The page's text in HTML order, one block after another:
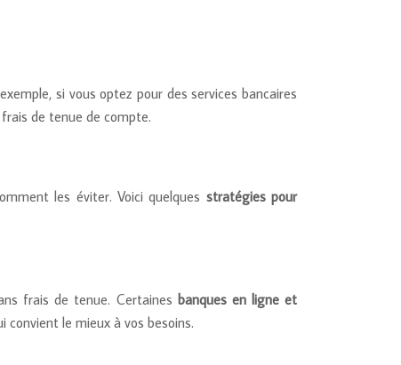
si vous optez pour des services bancaires
de tenue de compte.
les éviter. Voici quelques stratégies pour
frais de tenue. Certaines banques en ligne et
le mieux à vos besoins.